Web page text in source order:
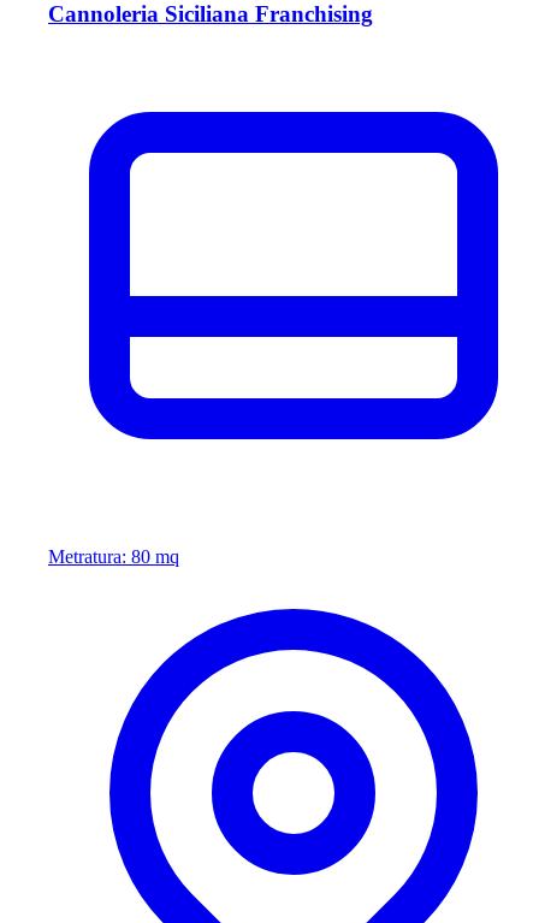
Cannoleria Siciliana Franchising
Metratura: 80 mq